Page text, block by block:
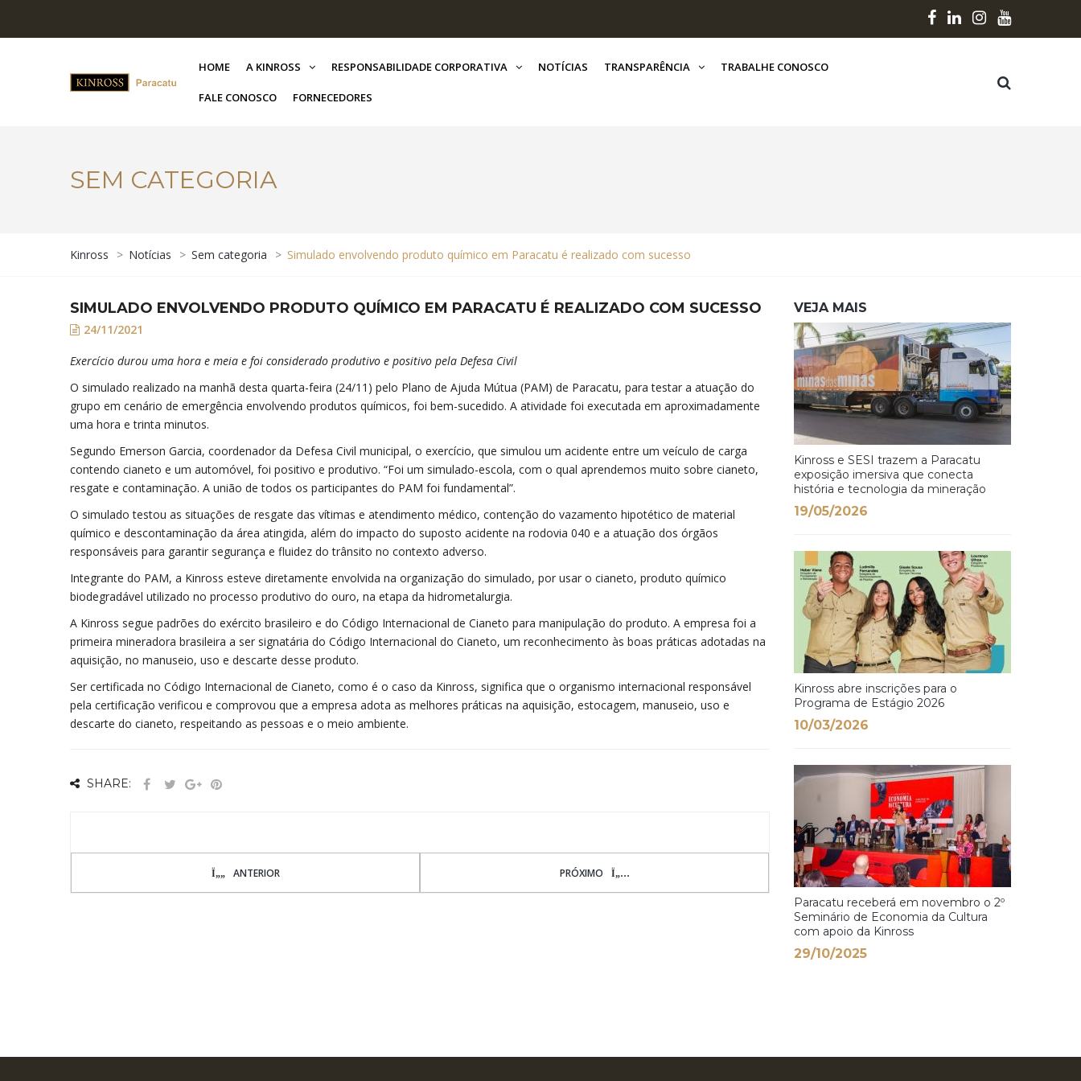
HOME A KINROSS RESPONSABILIDADE CORPORATIVA NOTÍCIAS TRANSPARÊNCIA TRABALHE CONOSCO
FALE CONOSCO FORNECEDORES
SEM CATEGORIA
Kinross > Notícias > Sem categoria > Simulado envolvendo produto químico em Paracatu é realizado com sucesso
SIMULADO ENVOLVENDO PRODUTO QUÍMICO EM PARACATU É REALIZADO COM SUCESSO
24/11/2021
Exercício durou uma hora e meia e foi considerado produtivo e positivo pela Defesa Civil
O simulado realizado na manhã desta quarta-feira (24/11) pelo Plano de Ajuda Mútua (PAM) de Paracatu, para testar a atuação do
grupo em cenário de emergência envolvendo produtos químicos, foi bem-sucedido. A atividade foi executada em aproximadamente
uma hora e trinta minutos.
Segundo Emerson Garcia, coordenador da Defesa Civil municipal, o exercício, que simulou um acidente entre um veículo de carga
contendo cianeto e um automóvel, foi positivo e produtivo. “Foi um simulado-escola, com o qual aprendemos muito sobre cianeto,
resgate e contaminação. A união de todos os participantes do PAM foi fundamental”.
O simulado testou as situações de resgate das vítimas e atendimento médico, contenção do vazamento hipotético de material
químico e descontaminação da área atingida, além do impacto do suposto acidente na rodovia 040 e a atuação dos órgãos
responsáveis para garantir segurança e fluidez do trânsito no contexto adverso.
Integrante do PAM, a Kinross esteve diretamente envolvida na organização do simulado, por usar o cianeto, produto químico
biodegradável utilizado no processo produtivo do ouro, na etapa da hidrometalurgia.
A Kinross segue padrões do exército brasileiro e do Código Internacional de Cianeto para manipulação do produto. A empresa foi a
primeira mineradora brasileira a ser signatária do Código Internacional do Cianeto, um reconhecimento às boas práticas adotadas na
aquisição, no manuseio, uso e descarte desse produto.
Ser certificada no Código Internacional de Cianeto, como é o caso da Kinross, significa que o organismo internacional responsável
pela certificação verificou e comprovou que a empresa adota as melhores práticas na aquisição, estocagem, manuseio, uso e
descarte do cianeto, respeitando as pessoas e o meio ambiente.
SHARE:
ANTERIOR PRÓXIMO
VEJA MAIS
Kinross e SESI trazem a Paracatu
exposição imersiva que conecta
história e tecnologia da mineração
19/05/2026
Kinross abre inscrições para o
Programa de Estágio 2026
10/03/2026
Paracatu receberá em novembro o 2º
Seminário de Economia da Cultura
com apoio da Kinross
29/10/2025